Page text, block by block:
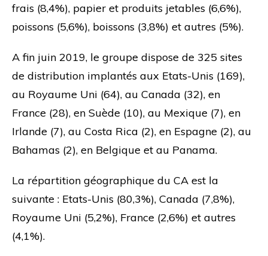
frais (8,4%), papier et produits jetables (6,6%),
poissons (5,6%), boissons (3,8%) et autres (5%).
A fin juin 2019, le groupe dispose de 325 sites
de distribution implantés aux Etats-Unis (169),
au Royaume Uni (64), au Canada (32), en
France (28), en Suède (10), au Mexique (7), en
Irlande (7), au Costa Rica (2), en Espagne (2), au
Bahamas (2), en Belgique et au Panama.
La répartition géographique du CA est la
suivante : Etats-Unis (80,3%), Canada (7,8%),
Royaume Uni (5,2%), France (2,6%) et autres
(4,1%).